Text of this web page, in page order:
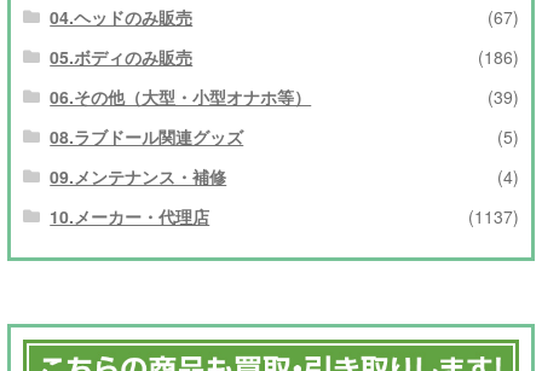
04.ヘッドのみ販売
(67)
05.ボディのみ販売
(186)
06.その他（大型・小型オナホ等）
(39)
08.ラブドール関連グッズ
(5)
09.メンテナンス・補修
(4)
10.メーカー・代理店
(1137)